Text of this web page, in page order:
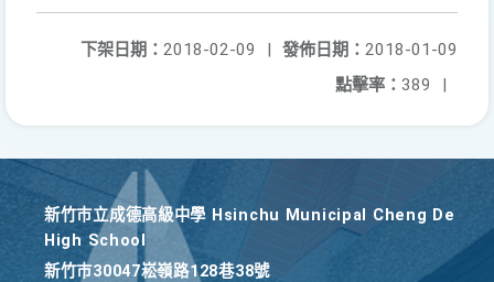
發佈日期： 2018-01-09
下架日期： 2018-02-09
|
點擊率： 389 |
新竹巿立成德高級中學 Hsinchu Municipal Cheng De
High School
新竹巿30047崧嶺路128巷38號